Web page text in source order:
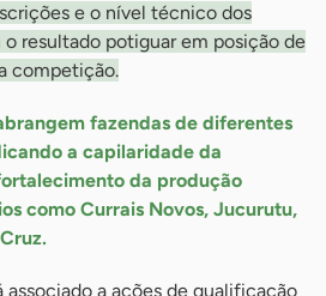
e o nível técnico dos
resultado potiguar em posição de
competição.
fazendas de diferentes
a capilaridade da
da produção
como Currais Novos, Jucurutu,
associado a ações de qualificação